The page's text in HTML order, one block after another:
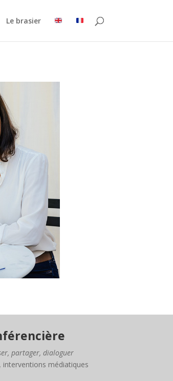
Le brasier
partager, dialoguer
interventions médiatiques